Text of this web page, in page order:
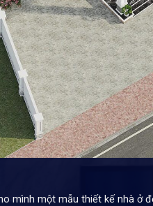
mình một mẫu thiết kế nhà ở